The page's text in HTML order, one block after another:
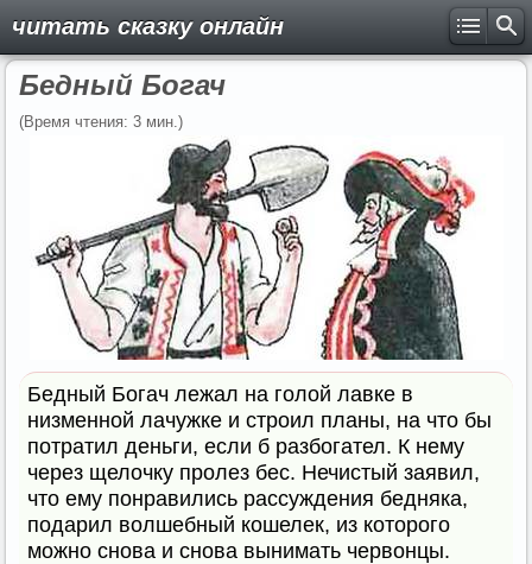
читать сказку онлайн
Бедный Богач
(Время чтения: 3 мин.)
Бедный Богач лежал на голой лавке в
низменной лачужке и строил планы, на что бы
потратил деньги, если б разбогател. К нему
через щелочку пролез бес. Нечистый заявил,
что ему понравились рассуждения бедняка,
подарил волшебный кошелек, из которого
можно снова и снова вынимать червонцы.